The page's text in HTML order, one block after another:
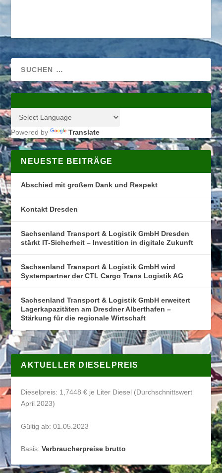
Powered by Translate
NEUESTE BEITRÄGE
Abschied mit großem Dank und Respekt
Kontakt Dresden
Sachsenland Transport & Logistik GmbH Dresden
stärkt IT-Sicherheit – Investition in digitale Zukunft
Sachsenland Transport & Logistik GmbH wird
Systempartner der CTL Cargo Trans Logistik AG
Sachsenland Transport & Logistik GmbH erweitert
Lagerkapazitäten am Dresdner Alberthafen –
Stärkung für die regionale Wirtschaft
AKTUELLER DIESELPREIS
Dieselpreis: 1,7448 € je Liter Diesel (Durchschnittswert
April 2023)
Gültig ab: 01.05.2023
Basis:Verbraucherpreise brutto